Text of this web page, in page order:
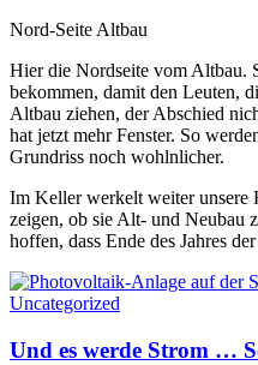
Nord-Seite Altbau
Hier die Nordseite vom Altbau.
bekommen, damit den Leuten,
Altbau ziehen, der Abschied
hat jetzt mehr Fenster. So
Grundriss noch wohlnlicher.
Im Keller werkelt weiter unsere
zeigen, ob sie Alt- und Neubau
hoffen, dass Ende des Jahres
Uncategorized
Und es werde Strom …